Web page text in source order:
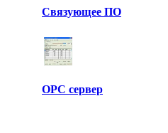
Связующее ПО
OPC сервер